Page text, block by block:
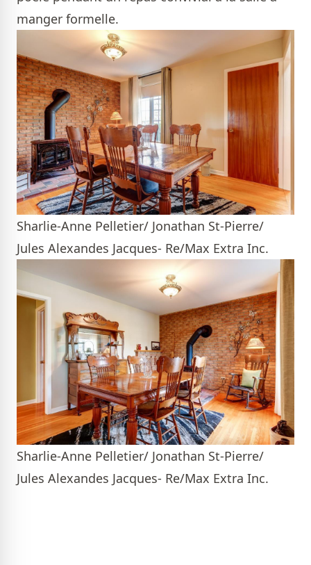
manger formelle.
Sharlie-Anne Pelletier/ Jonathan St-Pierre/
Jules Alexandes Jacques- Re/Max Extra Inc.
Sharlie-Anne Pelletier/ Jonathan St-Pierre/
Jules Alexandes Jacques- Re/Max Extra Inc.